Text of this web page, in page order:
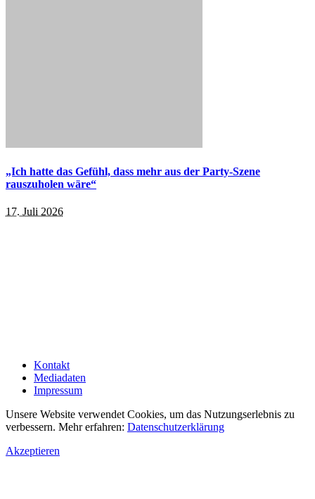
„Ich hatte das Gefühl, dass mehr aus der Party-Szene
rauszuholen wäre“
17. Juli 2026
Kontakt
Mediadaten
Impressum
Unsere Website verwendet Cookies, um das Nutzungserlebnis zu
verbessern. Mehr erfahren: Datenschutzerklärung
Akzeptieren